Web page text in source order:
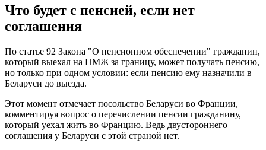
Что будет с пенсией, если нет
соглашения
По статье 92 Закона "О пенсионном обеспечении" гражданин,
который выехал на ПМЖ за границу, может получать пенсию,
но только при одном условии: если пенсию ему назначили в
Беларуси до выезда.
Этот момент отмечает посольство Беларуси во Франции,
комментируя вопрос о перечислении пенсии гражданину,
который уехал жить во Францию. Ведь двустороннего
соглашения у Беларуси с этой страной нет.